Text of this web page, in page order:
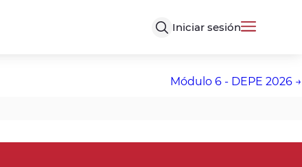
Iniciar sesión
Módulo 6 - DEPE 2026